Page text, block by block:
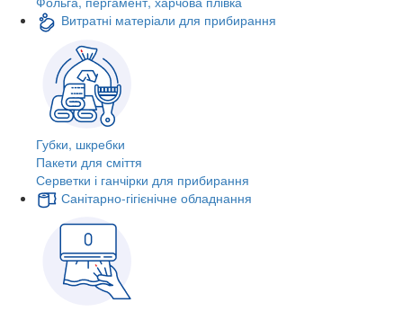
Витратні матеріали для прибирання
Губки, шкребки
Пакети для сміття
Серветки і ганчірки для прибирання
Санітарно-гігієнічне обладнання